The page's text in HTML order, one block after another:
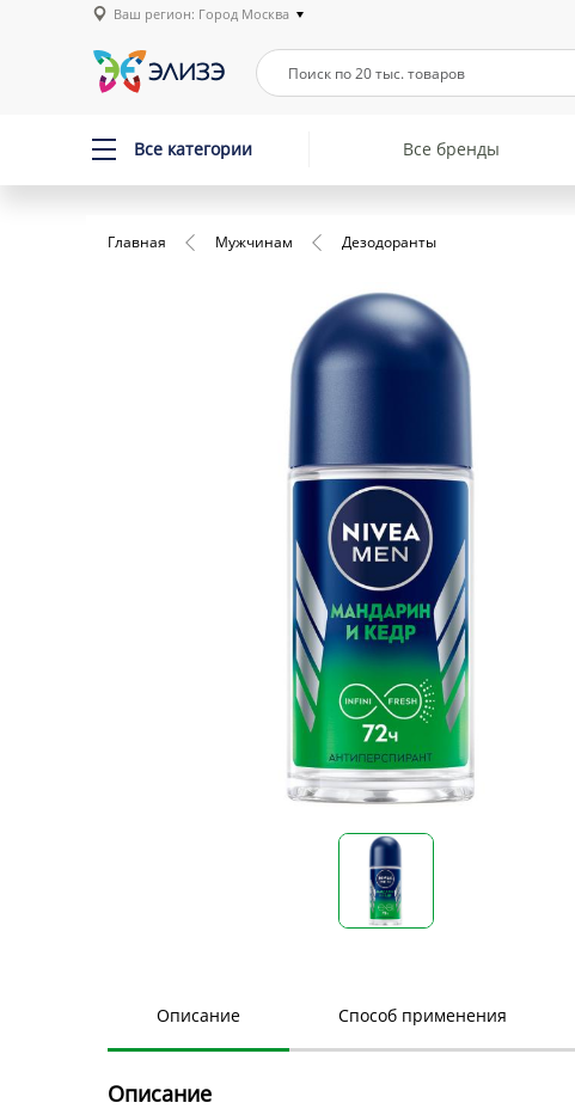
Ваш регион: Город Москва
Все категории Все бренды
Главная Мужчинам Дезодоранты
Описание Способ применения
Описание